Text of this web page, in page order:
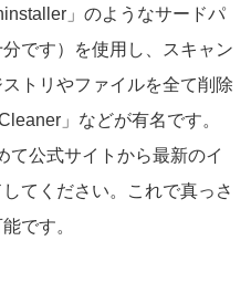
」のようなサードパ
です）を使用し、スキャン
トリやファイルを全て削除
」などが有名です。
て公式サイトから最新のイ
てください。これで真っさ
です。